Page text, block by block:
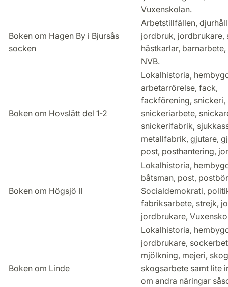
Vuxenskolan.
Boken om Hagen By i Bjursås
socken
Arbetstillfällen,
jordbruk, jordbrukare,
hästkarlar,
NVB.
Boken om Hovslätt del 1-2
Lokalhistoria,
arbetarrörelse, fack,
fackförening, snickeri,
snickeriarbete,
snickerifabrik,
metallfabrik, gjutare,
post, posthantering,
Boken om Högsjö II
Lokalhistoria,
båtsman, post,
Socialdemokrati,
fabriksarbete, strejk,
jordbrukare,
Boken om Linde
Lokalhistoria,
jordbrukare,
mjölkning, mejeri,
skogsarbete samt lite
om andra näringar